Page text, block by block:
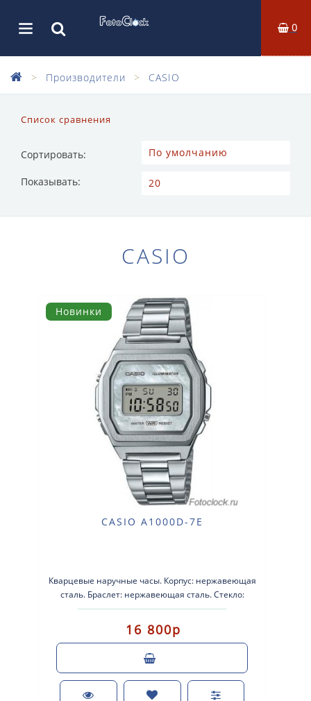
0
Производители CASIO
Список сравнения
Сортировать:
Показывать:
CASIO
Новинки
CASIO A1000D-7E
Кварцевые наручные часы. Корпус: нержавеющая
сталь. Браслет: нержавеющая сталь. Стекло:
минеральное . Водозащ..
16 800р